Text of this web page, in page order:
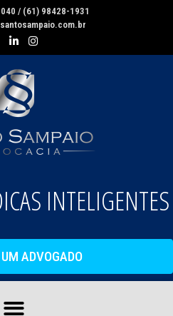
/ (61) 98428-1931
INTELIGENTES
ADVOGADO